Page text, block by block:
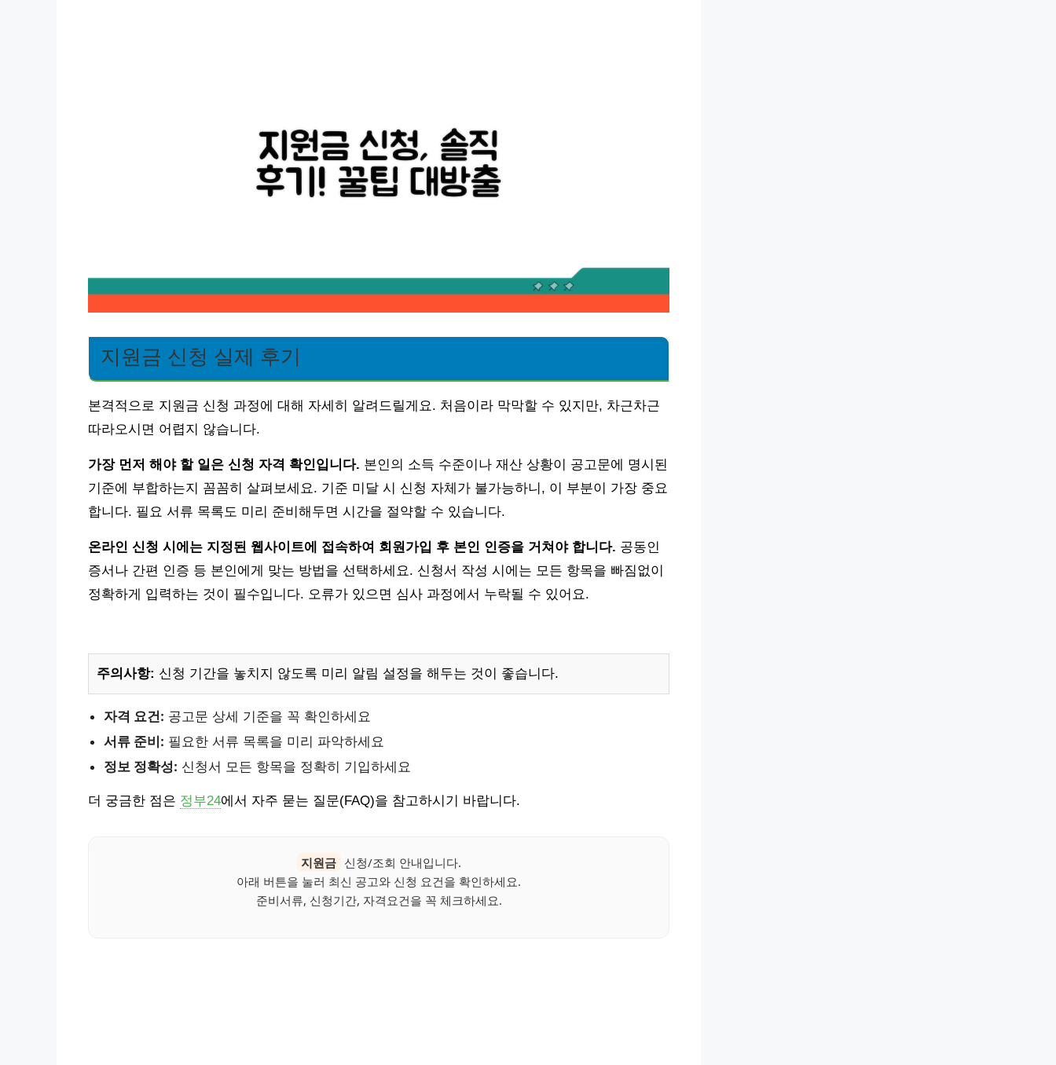
지원금 신청 실제 후기
본격적으로 지원금 신청 과정에 대해 자세히 알려드릴게요. 처음이라 막막할 수 있지만, 차근차근
따라오시면 어렵지 않습니다.
가장 먼저 해야 할 일은 신청 자격 확인입니다. 본인의 소득 수준이나 재산 상황이 공고문에 명시된
기준에 부합하는지 꼼꼼히 살펴보세요. 기준 미달 시 신청 자체가 불가능하니, 이 부분이 가장 중요
합니다. 필요 서류 목록도 미리 준비해두면 시간을 절약할 수 있습니다.
온라인 신청 시에는 지정된 웹사이트에 접속하여 회원가입 후 본인 인증을 거쳐야 합니다. 공동인
증서나 간편 인증 등 본인에게 맞는 방법을 선택하세요. 신청서 작성 시에는 모든 항목을 빠짐없이
정확하게 입력하는 것이 필수입니다. 오류가 있으면 심사 과정에서 누락될 수 있어요.
주의사항: 신청 기간을 놓치지 않도록 미리 알림 설정을 해두는 것이 좋습니다.
자격 요건: 공고문 상세 기준을 꼭 확인하세요
서류 준비: 필요한 서류 목록을 미리 파악하세요
정보 정확성: 신청서 모든 항목을 정확히 기입하세요
더 궁금한 점은 정부24에서 자주 묻는 질문(FAQ)을 참고하시기 바랍니다.
지원금 신청/조회 안내입니다.
아래 버튼을 눌러 최신 공고와 신청 요건을 확인하세요.
준비서류, 신청기간, 자격요건을 꼭 체크하세요.